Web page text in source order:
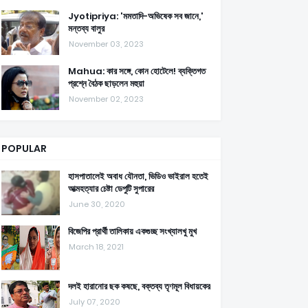
Jyotipriya: 'মমতাদি-অভিষেক সব জানে,'
মন্তব্য বালুর
November 03, 2023
Mahua: কার সঙ্গে, কোন হোটেলে! ব্যক্তিগত
প্রশ্নে বৈঠক ছাড়লেন মহুয়া
November 02, 2023
POPULAR
হাসপাতালেই অবাধ যৌনতা, ভিডিও ভাইরাল হতেই
আত্মহত্যার চেষ্টা ডেপুটি সুপারের
June 30, 2020
বিজেপির প্রার্থী তালিকায় একগুচ্ছ সংখ্যালখু মুখ
March 18, 2021
দলই হারানোর ছক কষছে, বক্তব্য তৃণমূল বিধায়কের
July 07, 2020